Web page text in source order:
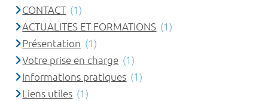
CONTACT (1)
ACTUALITES ET FORMATIONS (1)
Présentation (1)
Votre prise en charge (1)
Informations pratiques (1)
Liens utiles (1)